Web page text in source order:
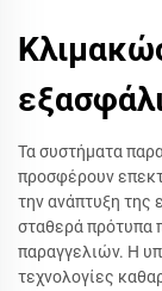
Τα συστήματα
προσφέρουν
την ανάπτυξη της
σταθερά πρότυπα
παραγγελιών. Η
τεχνολογίες